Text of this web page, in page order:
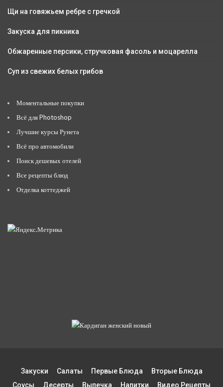
Щи на говяжьем ребре с гречкой
Закуска для пикника
Обжаренные персики, стручковая фасоль и моцарелла
Суп из свежих белых грибов
Моментальные покупки
Всё для Photoshop
Лучшие курсы Рунета
Всё про автомобили
Поиск дешевых отелей
Все рецепты блюд
Отделка коттеджей
Закуски Салаты Первые Блюда
Вторые Блюда
Соусы
Десерты Выпечка Напитки Видео Рецепты